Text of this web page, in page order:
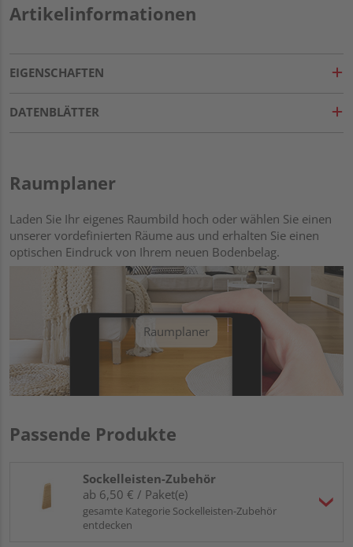
Artikelinformationen
EIGENSCHAFTEN
DATENBLÄTTER
Raumplaner
Laden Sie Ihr eigenes Raumbild hoch oder wählen Sie einen
unserer vordefinierten Räume aus und erhalten Sie einen
optischen Eindruck von Ihrem neuen Bodenbelag.
Raumplaner
Passende Produkte
Sockelleisten-Zubehör
ab 6,50 € / Paket(e)
gesamte Kategorie Sockelleisten-Zubehör
entdecken